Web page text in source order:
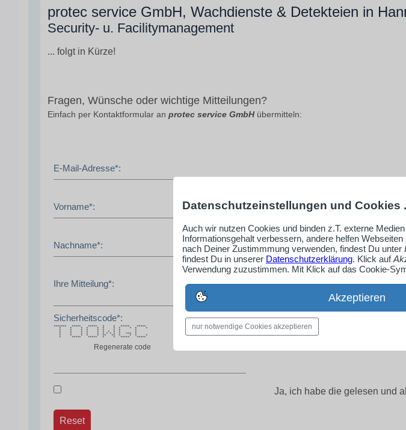
protec service GmbH, Wachdienste & Detekteien in
Security- u. Facilitymanagement
... folgt in Kürze!
Fragen, Wünsche oder wichtige Mitteilungen?
Einfach per Kontaktformular an protec service GmbHübermitteln:
E-Mail-Adresse*:
Vorname*:
Nachname*:
Ihre Mitteilung*:
Sicherheitscode*:
******* ***** ***** * * ***** *****
* * * * * * * * * * *
* * * * * * * * *
* * * * * * * * * *
* * * * * * * * * * *** *
* * * * * ** ** * * * *
* ***** ***** * * ***** *****
Regenerate code
Ja, ich habe die gelesen und
Reset
Datenschutzeinstellungen und Cookies
Auch wir nutzen Cookies und binden z.T. externe
Informationsgehalt verbessern, andere helfen
nach Deiner Zustimmmung verwenden, findest Du unter
findest Du in unserer Datenschutzerklärung. Klick auf
Verwendung zuzustimmen. Mit Klick auf das Cookie-
Akzeptieren
nur notwendige Cookies akzeptieren